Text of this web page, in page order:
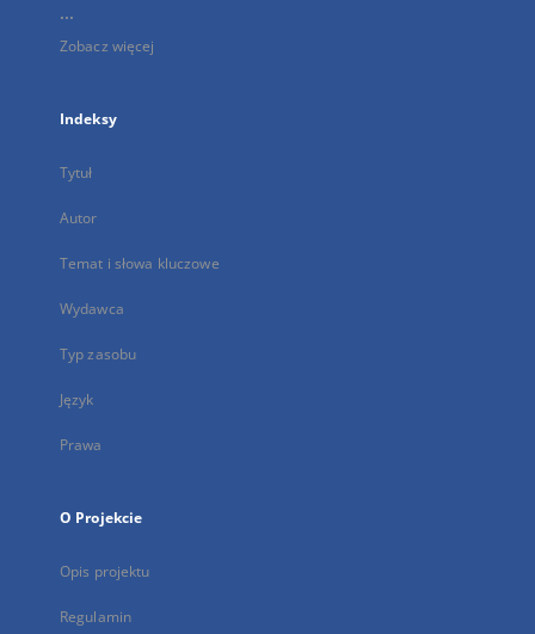
...
Zobacz więcej
Indeksy
Tytuł
Autor
Temat i słowa kluczowe
Wydawca
Typ zasobu
Język
Prawa
O Projekcie
Opis projektu
Regulamin